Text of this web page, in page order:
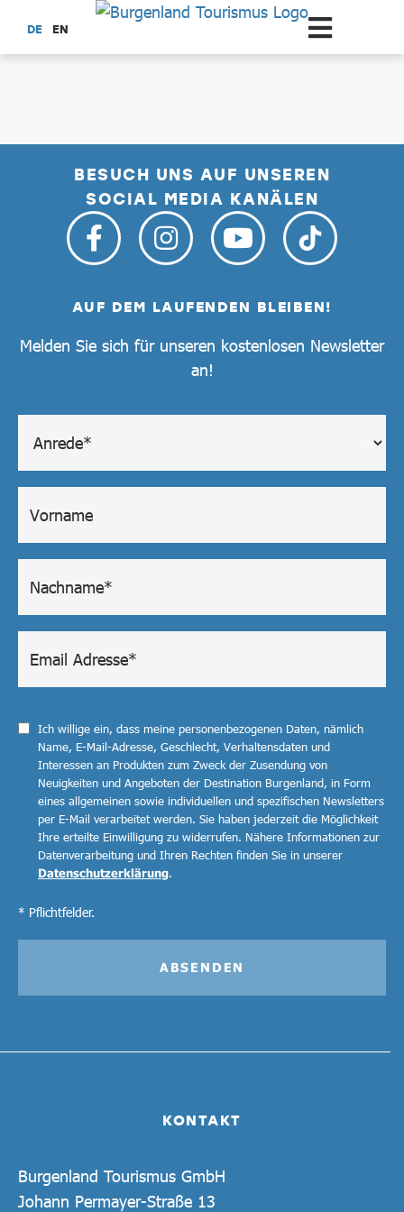
Zum Hauptinhalt springen
DE EN
BESUCH UNS AUF UNSEREN
SOCIAL MEDIA KANÄLEN
KONTAKT
Burgenland Tourismus GmbH
Johann Permayer-Straße 13
AUF DEM LAUFENDEN BLEIBEN!
Melden Sie sich für unseren kostenlosen Newsletter
an!
Ich willige ein, dass meine personenbezogenen Daten, nämlich
Name, E-Mail-Adresse, Geschlecht, Verhaltensdaten und
Interessen an Produkten zum Zweck der Zusendung von
Neuigkeiten und Angeboten der Destination Burgenland, in Form
eines allgemeinen sowie individuellen und spezifischen Newsletters
per E-Mail verarbeitet werden. Sie haben jederzeit die Möglichkeit
Ihre erteilte Einwilligung zu widerrufen. Nähere Informationen zur
Datenverarbeitung und Ihren Rechten finden Sie in unserer
Datenschutzerklärung.
* Pflichtfelder.
ABSENDEN